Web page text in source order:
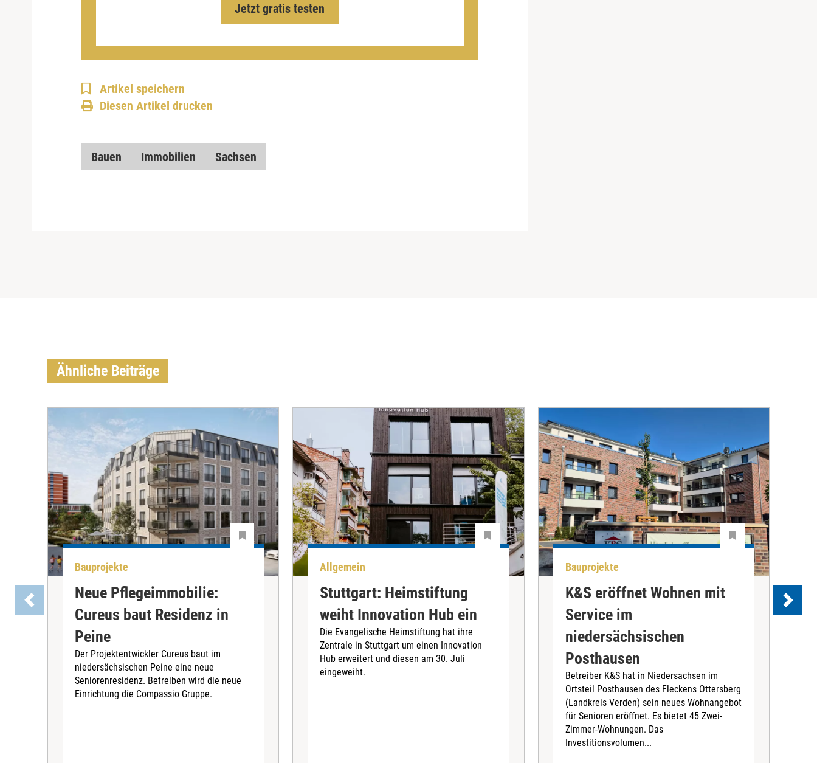
Jetzt gratis testen
Artikel speichern
Diesen Artikel drucken
Bauen Immobilien Sachsen
Ähnliche Beiträge
Bauprojekte
Neue Pflegeimmobilie:
Cureus baut Residenz in
Peine
Der Projektentwickler Cureus baut im
niedersächsischen Peine eine neue
Seniorenresidenz. Betreiben wird die neue
Einrichtung die Compassio Gruppe.
Allgemein
Stuttgart: Heimstiftung
weiht Innovation Hub ein
Die Evangelische Heimstiftung hat ihre
Zentrale in Stuttgart um einen Innovation
Hub erweitert und diesen am 30. Juli
eingeweiht.
Bauprojekte
K&S eröffnet Wohnen mit
Service im
niedersächsischen
Posthausen
Betreiber K&S hat in Niedersachsen im
Ortsteil Posthausen des Fleckens Ottersberg
(Landkreis Verden) sein neues Wohnangebot
für Senioren eröffnet. Es bietet 45 Zwei-
Zimmer-Wohnungen. Das
Investitionsvolumen...